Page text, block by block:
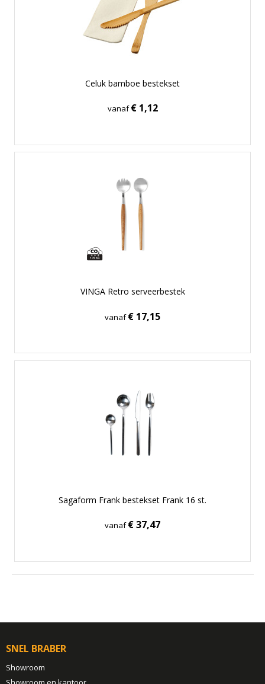
Celuk bamboe bestekset
vanaf€ 1,12
VINGA Retro serveerbestek
vanaf€ 17,15
Sagaform Frank bestekset Frank 16 st.
vanaf€ 37,47
SNEL BRABER
Showroom